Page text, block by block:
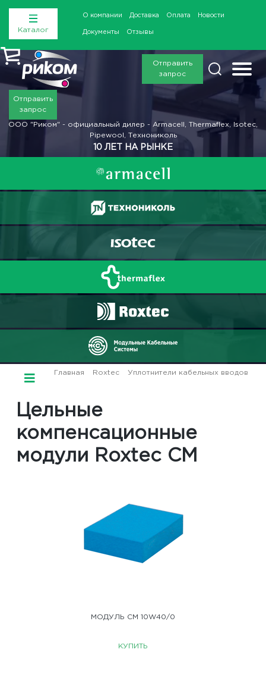
Каталог
О компании Доставка Оплата Новости
Документы Отзывы
Отправить
запрос
Отправить
запрос
ООО "Риком" - официальный дилер - Armacell, Thermaflex, Isotec,
Pipewool, Технониколь
10 ЛЕТ НА РЫНКЕ
Главная Roxtec/ Уплотнители кабельных вводов
Цельные
компенсационные
модули Roxtec CM
МОДУЛЬ CM 10W40/0
КУПИТЬ